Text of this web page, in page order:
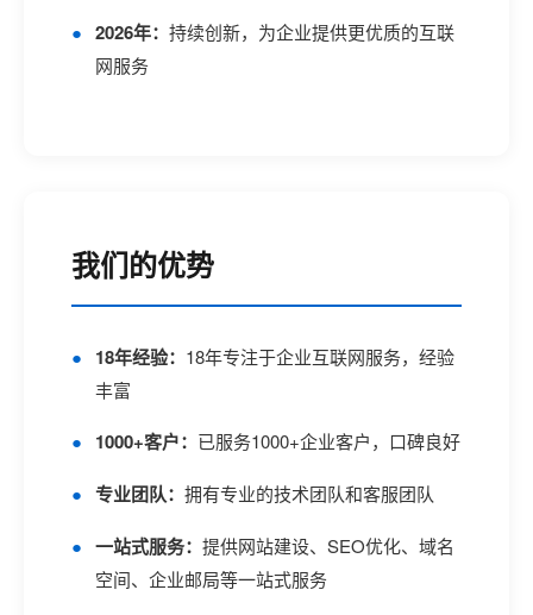
2026年： 持续创新，为企业提供更优质的互联
网服务
我们的优势
18年经验： 18年专注于企业互联网服务，经验
丰富
1000+客户： 已服务1000+企业客户，口碑良好
专业团队： 拥有专业的技术团队和客服团队
一站式服务： 提供网站建设、SEO优化、域名
空间、企业邮局等一站式服务